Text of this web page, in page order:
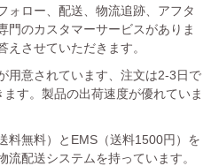
ォロー、配送、物流追跡、アフタ
門のカスタマーサービスがありま
させていただきます。
用意されています、注文は2-3日で
す。製品の出荷速度が優れていま
料無料）とEMS（送料1500円）を
配送システムを持っています。